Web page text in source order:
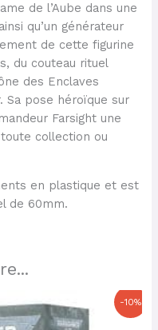
de l’Aube dans une
qu’un générateur
de cette figurine
du couteau rituel
des Enclaves
Sa pose héroïque sur
Farsight une
collection ou
en plastique et est
de 60mm.
-10%